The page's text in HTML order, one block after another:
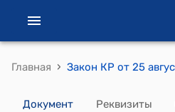
Главная ›
Документ Реквизиты